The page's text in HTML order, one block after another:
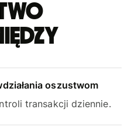
oszustwom
transakcji dziennie.